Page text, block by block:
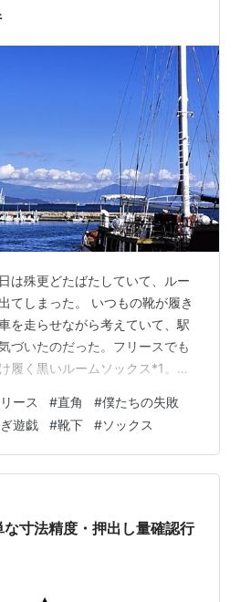
。 直角というのは形（図形）の
は殊更どたばたしていて、ルー
てしまった。 いつもの靴が履き
を走らせながら考えていて、駅
づいたのだった。フリースでも
履く黒いルームソックス*1。そ
みソックス つま先開閉 ロングタ
ジュ 23-25 GUNZE(グンゼ)
ンズ 冬 もこもこ ルームソック
性用 くつした 冬 おしゃれ 保温
…
ース #直角 #僕たちの失敗
遊戯 #靴下 #ソックス
寸法精度・押出し量確認行